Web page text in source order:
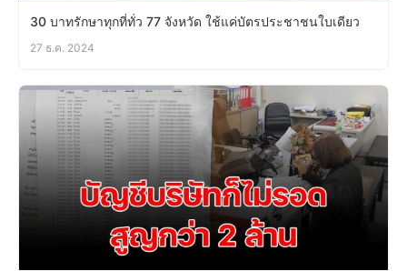
30 บาทรักษาทุกที่ทั่ว 77 จังหวัด ใช้แค่บัตรประชาชนใบเดียว
27 ธ.ค. 2024